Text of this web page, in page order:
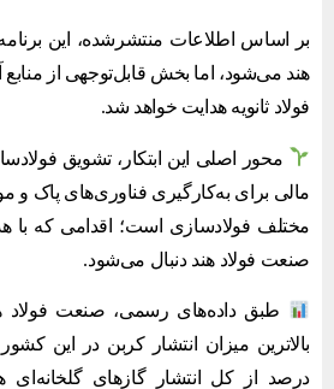
بر اساس اطلاعات منتشرشده، این
هند می‌شود، اما بخش قابل‌توجهی از منابع
فولاد ثانویه هدایت خواهد شد.
محور اصلی این ابتکار، تشویق
مالی برای به‌کارگیری فناوری‌های پاک و
مختلف فولادسازی است؛ اقدامی که با
صنعت فولاد هند دنبال می‌شود.
طبق داده‌های رسمی، صنعت فولاد
درصد از کل انتشار گازهای